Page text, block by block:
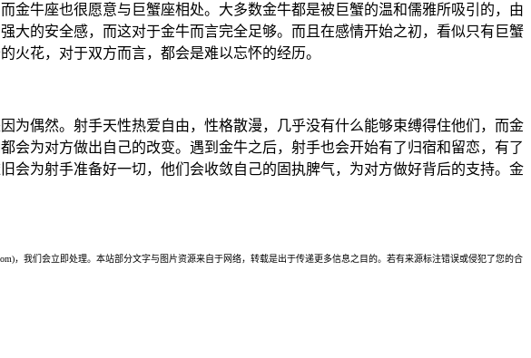
金牛座也很愿意与巨蟹座相处。大多数金牛都是被巨蟹的温和儒雅所吸引的，由
大的安全感，而这对于金牛而言完全足够。而且在感情开始之初，看似只有巨蟹
火花，对于双方而言，都会是难以忘怀的经历。
为偶然。射手天性热爱自由，性格散漫，几乎没有什么能够束缚得住他们，而金
为对方做出自己的改变。遇到金牛之后，射手也会开始有了归宿和留恋，有了
会为射手准备好一切，他们会收敛自己的固执脾气，为对方做好背后的支持。金
，我们会立即处理。本站部分文字与图片资源来自于网络，转载是出于传递更多信息之目的。若有来源标注错误或侵犯了您的合